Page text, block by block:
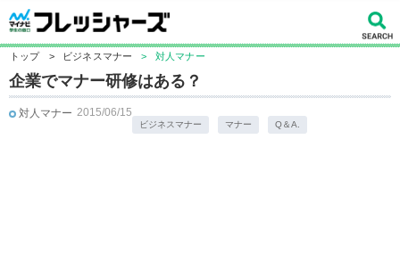
トップ > ビジネスマナー > 対人マナー
企業でマナー研修はある？
対人マナー 2015/06/15
ビジネスマナー マナー Q＆A.